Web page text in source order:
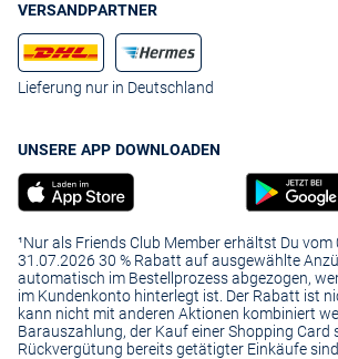
VERSANDPARTNER
Lieferung nur in Deutschland
UNSERE APP DOWNLOADEN
¹Nur als Friends Club Member erhältst Du vom
31.07.2026 30 % Rabatt auf ausgewählte
automatisch im Bestellprozess abgezogen,
im Kundenkonto hinterlegt ist. Der Rabatt ist
kann nicht mit anderen Aktionen kombiniert
Barauszahlung, der Kauf einer Shopping Card
Rückvergütung bereits getätigter Einkäufe